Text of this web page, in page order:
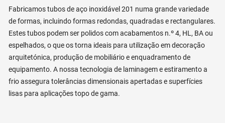
Fabricamos tubos de aço inoxidável 201 numa grande variedade
de formas, incluindo formas redondas, quadradas e rectangulares.
Estes tubos podem ser polidos com acabamentos n.º 4, HL, BA ou
espelhados, o que os torna ideais para utilização em decoração
arquitetónica, produção de mobiliário e enquadramento de
equipamento. A nossa tecnologia de laminagem e estiramento a
frio assegura tolerâncias dimensionais apertadas e superfícies
lisas para aplicações topo de gama.